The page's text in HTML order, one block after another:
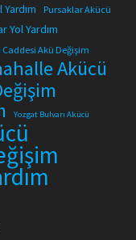
Yardım Pursaklar Akücü
Yol Yardım
Akü Değişim
Akücü
Yozgat Bulvarı Akücü